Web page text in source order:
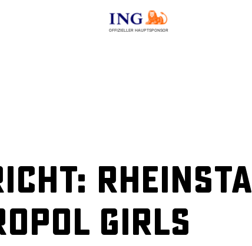
OFFIZIELLER HAUPTSPONSOR
Girls